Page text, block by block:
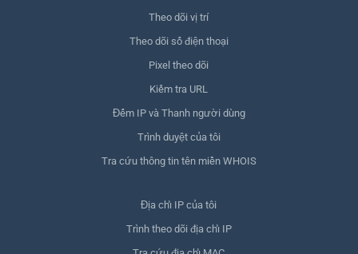
Theo dõi vị trí
Theo dõi số điện thoại
Pixel theo dõi
Kiểm tra URL
Đếm IP và Thanh người dùng
Trình duyệt của tôi
Tra cứu thông tin tên miền WHOIS
Địa chỉ IP của tôi
Trình theo dõi địa chỉ IP